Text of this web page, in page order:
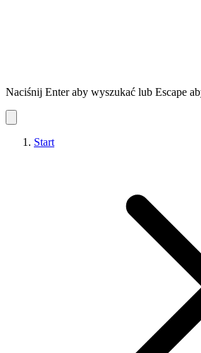
Naciśnij Enter aby wyszukać lub Escape
Start